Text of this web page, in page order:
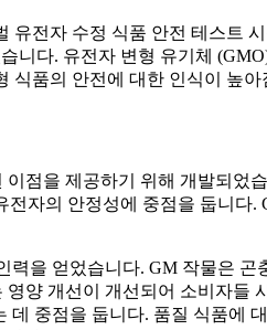
전자 수정 식품 안전 테스트
다. 유전자 변형 유기체
품의 안전에 대한 인식이 높
점을 제공하기 위해 개발되
자의 안정성에 중점을 둡니
을 얻었습니다. GM 작물은
양 개선이 개선되어 소비자
중점을 둡니다. 품질 식품에